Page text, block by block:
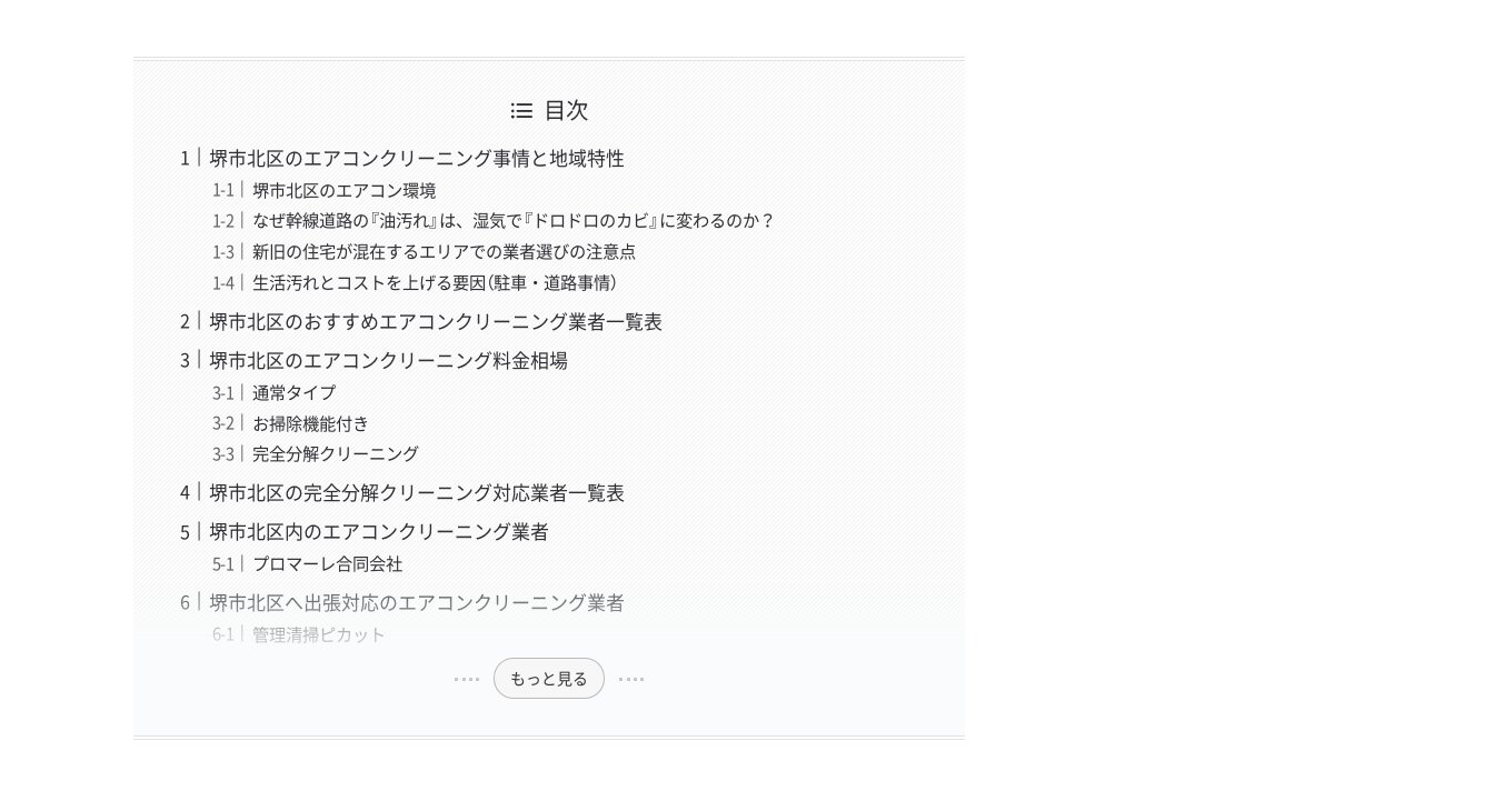
目次
堺市北区のエアコンクリーニング事情と地域特性
堺市北区のエアコン環境
なぜ幹線道路の『油汚れ』は、湿気で『ドロドロのカビ』に変わるのか？
新旧の住宅が混在するエリアでの業者選びの注意点
生活汚れとコストを上げる要因（駐車・道路事情）
堺市北区のおすすめエアコンクリーニング業者一覧表
堺市北区のエアコンクリーニング料金相場
通常タイプ
お掃除機能付き
完全分解クリーニング
堺市北区の完全分解クリーニング対応業者一覧表
堺市北区内のエアコンクリーニング業者
プロマーレ合同会社
堺市北区へ出張対応のエアコンクリーニング業者
管理清掃ピカット
もっと見る